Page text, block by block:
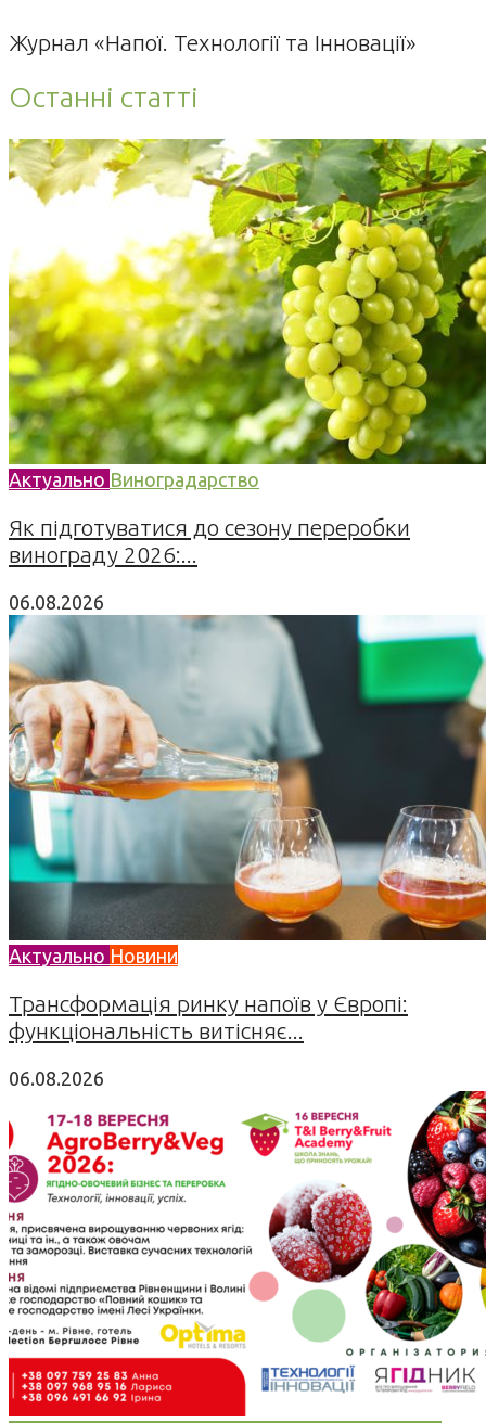
Журнал «Напої. Технології та Інновації»
Останні статті
Актуально Виноградарство
Як підготуватися до сезону переробки
винограду 2026:...
06.08.2026
Актуально Новини
Трансформація ринку напоїв у Європі:
функціональність витісняє...
06.08.2026